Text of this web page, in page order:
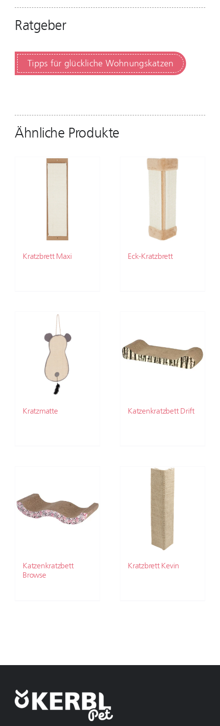
Ratgeber
Tipps für glückliche Wohnungskatzen
Ähnliche Produkte
Kratzbrett Maxi Eck-Kratzbrett
Kratzmatte Katzenkratzbett Drift
Katzenkratzbett
Browse
Kratzbrett Kevin